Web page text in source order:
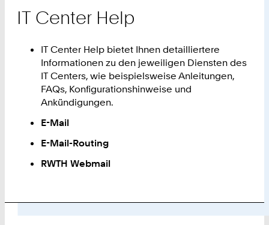
IT Center Help
IT Center Help bietet Ihnen detailliertere
Informationen zu den jeweiligen Diensten des
IT Centers, wie beispielsweise Anleitungen,
FAQs, Konfigurationshinweise und
Ankündigungen.
E-Mail
E-Mail-Routing
RWTH Webmail